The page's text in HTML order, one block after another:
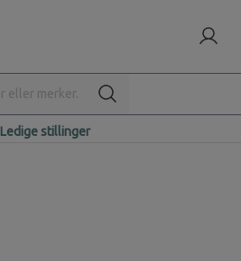
Ledige stillinger